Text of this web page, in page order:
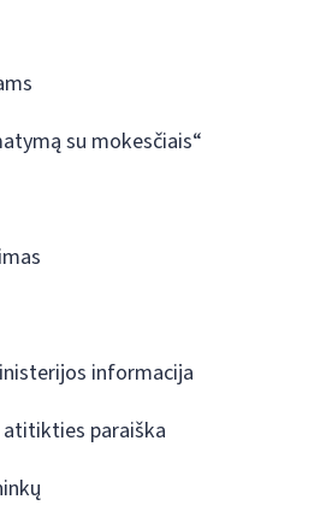
su mokesčiais“
informacija
paraiška